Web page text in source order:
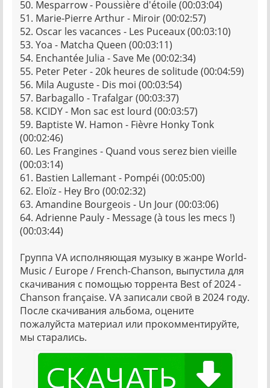
50. Mesparrow - Poussière d'étoile (00:03:04)
51. Marie-Pierre Arthur - Miroir (00:02:57)
52. Oscar les vacances - Les Puceaux (00:03:10)
53. Yoa - Matcha Queen (00:03:11)
54. Enchantée Julia - Save Me (00:02:34)
55. Peter Peter - 20k heures de solitude (00:04:59)
56. Mila Auguste - Dis moi (00:03:54)
57. Barbagallo - Trafalgar (00:03:37)
58. KCIDY - Mon sac est lourd (00:03:57)
59. Baptiste W. Hamon - Fièvre Honky Tonk
(00:02:46)
60. Les Frangines - Quand vous serez bien vieille
(00:03:14)
61. Bastien Lallemant - Pompéi (00:05:00)
62. Eloïz - Hey Bro (00:02:32)
63. Amandine Bourgeois - Un Jour (00:03:06)
64. Adrienne Pauly - Message (à tous les mecs !)
(00:03:44)
Группа VA исполняющая музыку в жанре World-
Music / Europe / French-Chanson, выпустила для
скачивания с помощью торрента Best of 2024 -
Chanson française. VA записали свой в 2024 году.
После скачивания альбома, оцените
пожалуйста материал или прокомментируйте,
мы старались.